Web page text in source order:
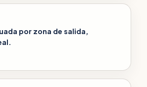
por zona de salida,